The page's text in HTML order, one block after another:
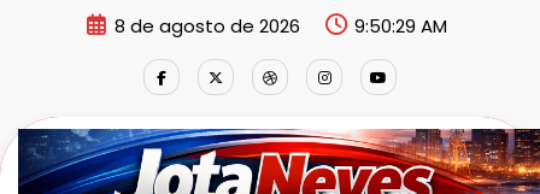
8 de agosto de 2026 9:50:29 AM